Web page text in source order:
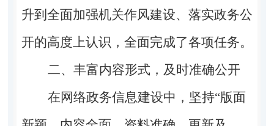
升到全面加强机关作风建设、落实政务公
开的高度上认识，全面完成了各项任务。
二、丰富内容形式，及时准确公开
在网络政务信息建设中，坚持“版面